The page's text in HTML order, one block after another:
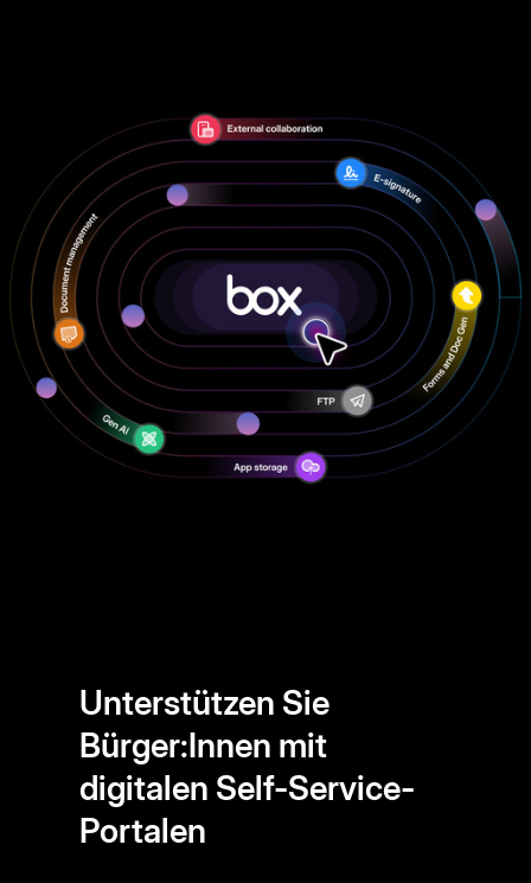
Unterstützen Sie
Bürger:Innen mit
digitalen Self-Service-
Portalen